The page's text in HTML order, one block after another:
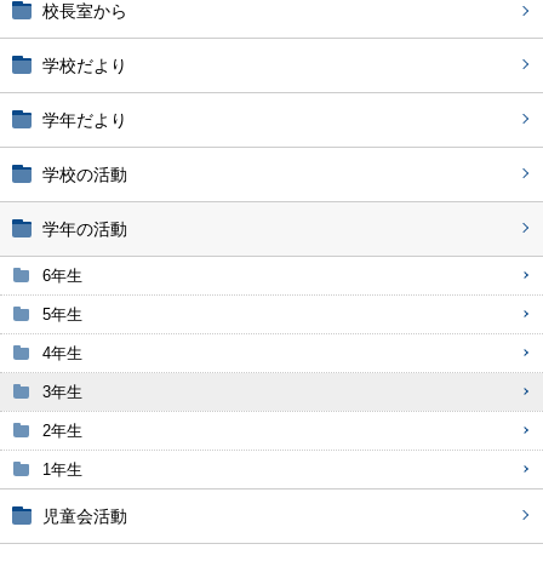
校長室から
学校だより
学年だより
学校の活動
学年の活動
6年生
5年生
4年生
3年生
2年生
1年生
児童会活動